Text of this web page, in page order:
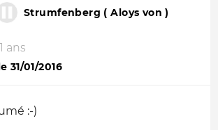
Strumfenberg ( Aloys von )
ans
31/01/2016
:-)